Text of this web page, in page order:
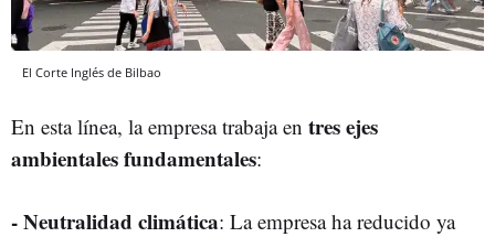
El Corte Inglés de Bilbao
En esta línea, la empresa trabaja en tres ejes
ambientales fundamentales:
-Neutralidad climática: La empresa ha reducido ya